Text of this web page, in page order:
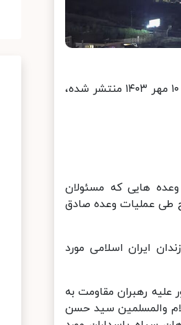
مشروح اطلاعیه شماره ۲ سپاه پاسداران انقلاب اسلامی که سه شنبه شب ۱۰ مهر ۱۴۰۳ منتشر شده،
هایی که مسئولان
طی عملیات وعده صادق
ایران اسلامی مورد
رهبران مقاومت به
والمسلمین سید حسن